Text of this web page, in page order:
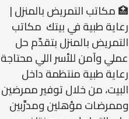
🏥 مكاتب التمريض بالمنزل |
رعاية طبية في بيتك مكاتب
التمريض بالمنزل بتقدّم حل
عملي وآمن للأسر اللي محتاجة
رعاية طبية منتظمة داخل
البيت، من خلال توفير ممرضين
وممرضات مؤهلين ومدرَّبين